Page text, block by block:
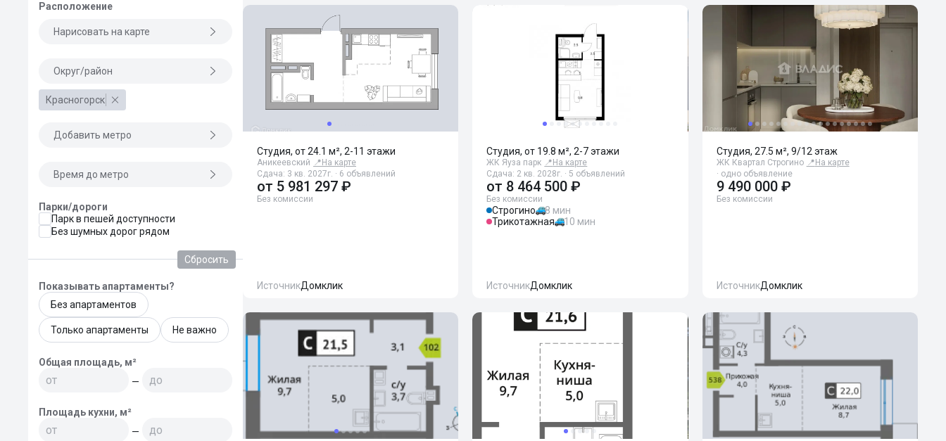
Расположение
Нарисовать на карте
Округ/район
Красногорск
Добавить метро
Время до метро
Парки/дороги
Парк в пешей доступности
Без шумных дорог рядом
Сбросить
Показывать апартаменты?
Без апартаментов
Только апартаменты Не важно
Общая площадь, м²
—
Площадь кухни, м²
—
Студия, от 24.1 м², 2-11 этажи
Аникеевский 📍 На карте
Сдача: 3 кв. 2027г. · 6 объявлений
от 5 981 297 ₽
Без комиссии
ИсточникДомклик
Студия, от 19.8 м², 2-7 этажи
ЖК Яуза парк 📍 На карте
Сдача: 2 кв. 2028г. · 5 объявлений
от 8 464 500 ₽
Без комиссии
Строгино
8 мин
Трикотажная
10 мин
ИсточникДомклик
Студия, 27.5 м², 9/12 этаж
ЖК Квартал Строгино 📍 На карте
· одно объявление
9 490 000 ₽
Без комиссии
ИсточникДомклик